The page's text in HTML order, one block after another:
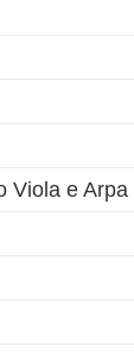
Viola e Arpa